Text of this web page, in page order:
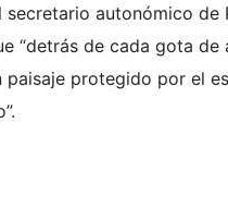
secretario autonómico
“detrás de cada gota
paisaje protegido por el